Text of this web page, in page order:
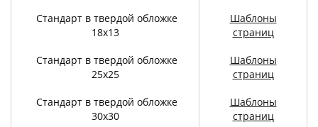
Стандарт в твердой обложке
18х13
Шаблоны
страниц
Стандарт в твердой обложке
25х25
Шаблоны
страниц
Стандарт в твердой обложке
30х30
Шаблоны
страниц